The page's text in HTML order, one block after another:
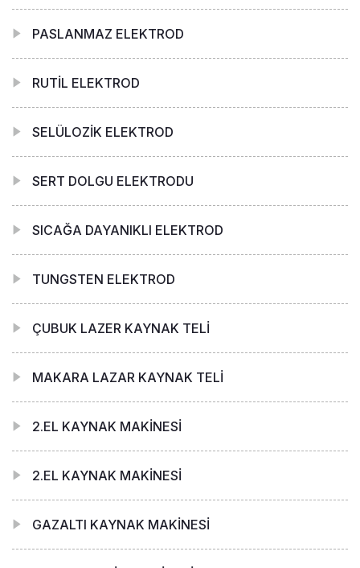
PASLANMAZ ELEKTROD
RUTİL ELEKTROD
SELÜLOZİK ELEKTROD
SERT DOLGU ELEKTRODU
SICAĞA DAYANIKLI ELEKTROD
TUNGSTEN ELEKTROD
ÇUBUK LAZER KAYNAK TELİ
MAKARA LAZAR KAYNAK TELİ
2.EL KAYNAK MAKİNESİ
2.EL KAYNAK MAKİNESİ
GAZALTI KAYNAK MAKİNESİ